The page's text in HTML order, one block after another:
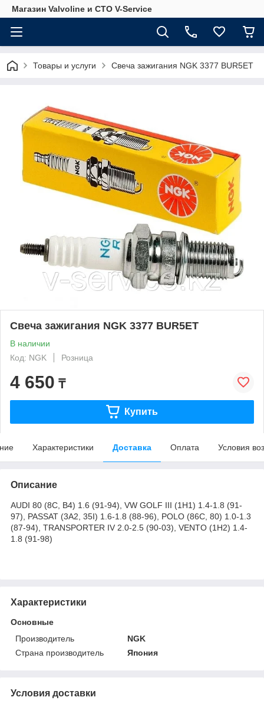
Магазин Valvoline и СТО V-Service
Товары и услуги Свеча зажигания NGK 3377 BUR5ET
Свеча зажигания NGK 3377 BUR5ET
В наличии
Код: NGK
Розница
4 650 ₸
Купить
Характеристики Доставка Оплата Условия
Описание
AUDI 80 (8C, B4) 1.6 (91-94), VW GOLF III (1H1) 1.4-1.8 (91-
97), PASSAT (3A2, 35I) 1.6-1.8 (88-96), POLO (86C, 80) 1.0-1.3
(87-94), TRANSPORTER IV 2.0-2.5 (90-03), VENTO (1H2) 1.4-
1.8 (91-98)
Характеристики
Основные
Производитель
NGK
Страна производитель
Япония
Условия доставки